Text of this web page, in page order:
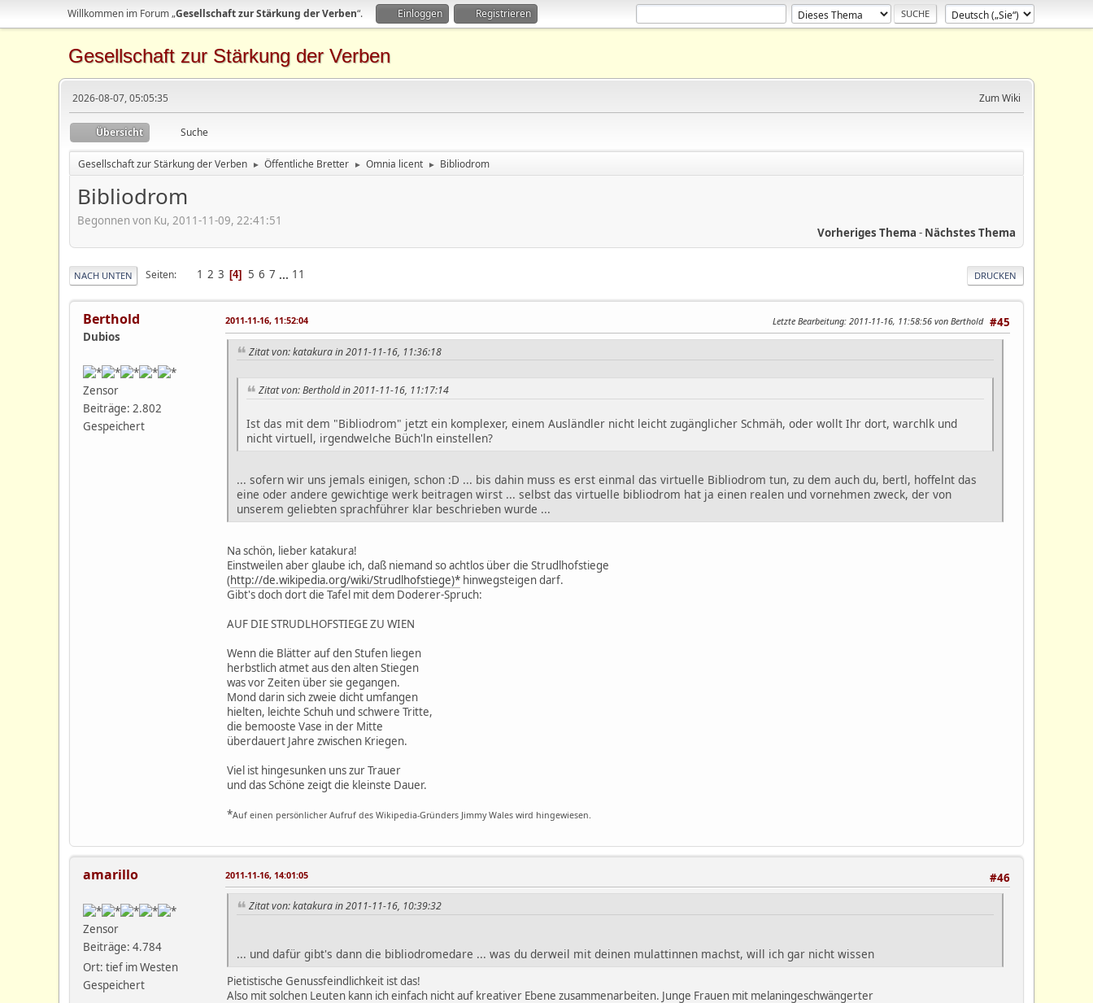
Willkommen im Forum „Gesellschaft zur Stärkung der Verben“. Einloggen Registrieren
Gesellschaft zur Stärkung der Verben
2026-08-07, 05:05:35 Zum Wiki
Übersicht Suche
Gesellschaft zur Stärkung der Verben ► Öffentliche Bretter ► Omnia licent ► Bibliodrom
Bibliodrom
Begonnen von Ku, 2011-11-09, 22:41:51
Vorheriges Thema - Nächstes Thema
DRUCKEN
NACH UNTEN Seiten 1 2 3 4 5 6 7 ... 11
Berthold
Dubios
Zensor
Beiträge: 2.802
Gespeichert
#45
2011-11-16, 11:52:04 Letzte Bearbeitung: 2011-11-16, 11:58:56 von Berthold
Zitat von: katakura in 2011-11-16, 11:36:18
Zitat von: Berthold in 2011-11-16, 11:17:14
Ist das mit dem "Bibliodrom" jetzt ein komplexer, einem Ausländler nicht leicht zugänglicher Schmäh, oder wollt Ihr dort, warchlk und
nicht virtuell, irgendwelche Büch'ln einstellen?
... sofern wir uns jemals einigen, schon :D ... bis dahin muss es erst einmal das virtuelle Bibliodrom tun, zu dem auch du, bertl, hoffelnt das
eine oder andere gewichtige werk beitragen wirst ... selbst das virtuelle bibliodrom hat ja einen realen und vornehmen zweck, der von
unserem geliebten sprachführer klar beschrieben wurde ...
Na schön, lieber katakura!
Einstweilen aber glaube ich, daß niemand so achtlos über die Strudlhofstiege
(http://de.wikipedia.org/wiki/Strudlhofstiege)* hinwegsteigen darf.
Gibt's doch dort die Tafel mit dem Doderer-Spruch:
AUF DIE STRUDLHOFSTIEGE ZU WIEN
Wenn die Blätter auf den Stufen liegen
herbstlich atmet aus den alten Stiegen
was vor Zeiten über sie gegangen.
Mond darin sich zweie dicht umfangen
hielten, leichte Schuh und schwere Tritte,
die bemooste Vase in der Mitte
überdauert Jahre zwischen Kriegen.
Viel ist hingesunken uns zur Trauer
und das Schöne zeigt die kleinste Dauer.
*Auf einen persönlicher Aufruf des Wikipedia-Gründers Jimmy Wales wird hingewiesen.
amarillo
Zensor
Beiträge: 4.784
Ort: tief im Westen
Gespeichert
#46
2011-11-16, 14:01:05
Zitat von: katakura in 2011-11-16, 10:39:32
... und dafür gibt's dann die bibliodromedare ... was du derweil mit deinen mulattinnen machst, will ich gar nicht wissen
Pietistische Genussfeindlichkeit ist das!
Also mit solchen Leuten kann ich einfach nicht auf kreativer Ebene zusammenarbeiten. Junge Frauen mit melaningeschwängerter